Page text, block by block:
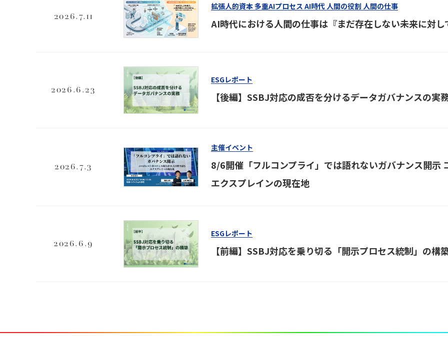
2026.7.11
拡張人的資本 多重AIプロセス AI時代 人間の役割 人間の仕事
AI時代における人間の仕事は『まだ存在しない未来に対
2026.6.23
ESGレポート
【後編】SSBJ対応の成否を分けるデータガバナンスの実
2026.7.3
主催イベント
8/6開催「フルコンプライ」では語れないガバナンス開
エクスプレインの現在地
2026.6.9
ESGレポート
【前編】SSBJ対応を乗り切る「開示プロセス統制」の構